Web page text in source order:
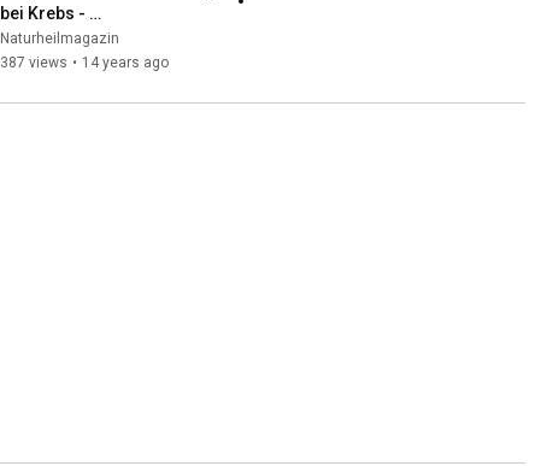
bei Krebs -
Erfahrungsbericht Ingrid
Green
Naturheilmagazin
387 views • 14 years ago